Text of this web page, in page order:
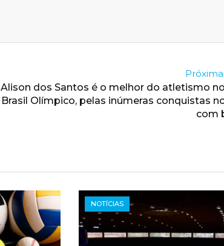
Alison dos Santos é o melhor do atletismo
Brasil Olímpico, pelas inúmeras conquistas
com
NOTÍCIAS